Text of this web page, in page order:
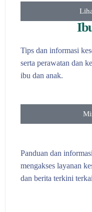
Tips dan informasi
serta perawatan dan
ibu dan anak.
Panduan dan
mengakses layanan
dan berita terkini